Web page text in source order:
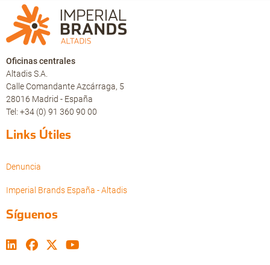
Oficinas centrales
Altadis S.A.
Calle Comandante Azcárraga, 5
28016 Madrid - España
Tel: +34 (0) 91 360 90 00
Links Útiles
Denuncia
Imperial Brands España - Altadis
Síguenos